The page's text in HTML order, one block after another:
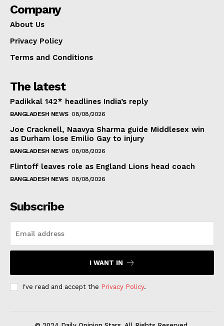
Company
About Us
Privacy Policy
Terms and Conditions
The latest
Padikkal 142* headlines India’s reply
BANGLADESH NEWS 08/08/2026
Joe Cracknell, Naavya Sharma guide Middlesex win
as Durham lose Emilio Gay to injury
BANGLADESH NEWS 08/08/2026
Flintoff leaves role as England Lions head coach
BANGLADESH NEWS 08/08/2026
Subscribe
I WANT IN
I've read and accept the Privacy Policy.